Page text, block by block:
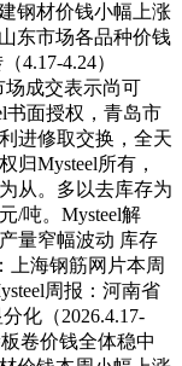
钢材价钱小幅上涨
东市场各品种价钱
4.17-4.24）
场成交表示尚可
书面授权，青岛市
进修取交换，全天
归Mysteel所有，
从。多以去库存为
/吨。Mysteel解
量窄幅波动 库存
上海钢筋网片本周
周报：河南省
化（2026.4.17-
卷价钱全体稳中